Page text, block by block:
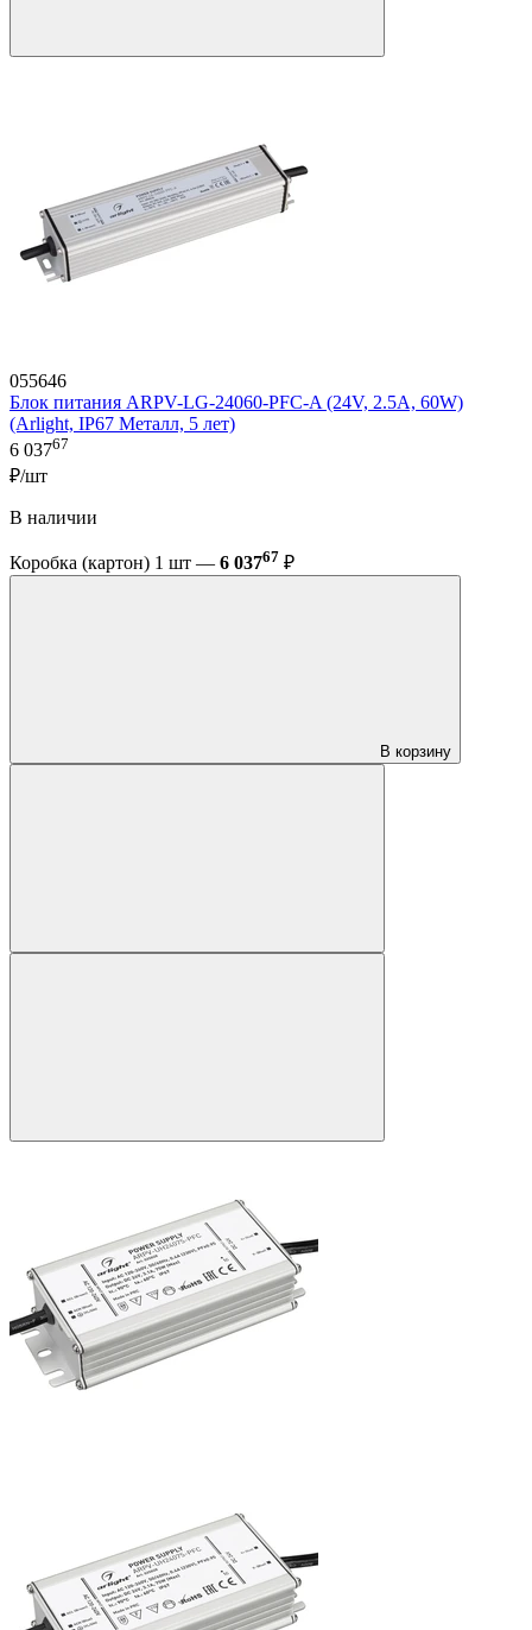
055646
Блок питания ARPV-LG-24060-PFC-A (24V, 2.5A, 60W)
(Arlight, IP67 Металл, 5 лет)
6 03767
₽/шт
В наличии
Коробка (картон) 1 шт — 6 03767 ₽
В корзину